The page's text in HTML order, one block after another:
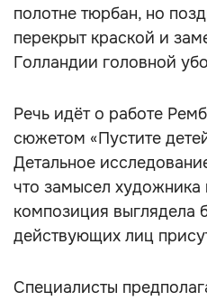
полотне тюрбан, но
перекрыт краской и
Голландии головной
Речь идёт о работе
сюжетом «Пустите
Детальное
что замысел
композиция выглядела
действующих лиц
Специалисты